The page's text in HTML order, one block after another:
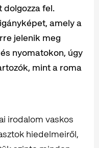
dolgozza fel.
amely a
jelenik meg
nyomatokon, úgy
mint a roma
irodalom vaskos
hiedelmeiről,